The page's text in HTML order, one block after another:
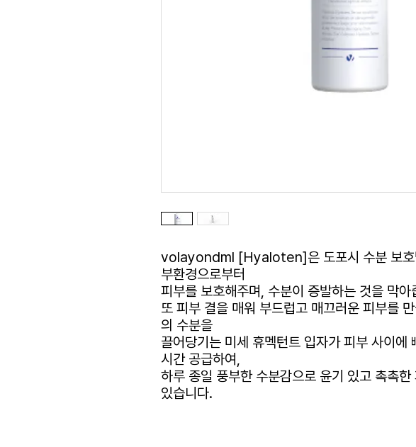
volayondml [Hyaloten]은 도포시 수분 보호
부환경으로부터
피부를 보호해주며, 수분이 증발하는 것을 막아
또 피부 결을 매워 부드럽고 매끄러운 피부를
의 수분을
끌어당기는 미세 휴멕턴트 입자가 피부 사이에
시간 공급하여,
하루 종일 풍부한 수분감으로 윤기 있고 촉촉
있습니다.